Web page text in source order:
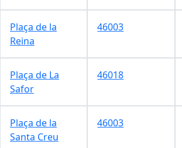
Plaça de la
Reina
46003
Plaça de La
Safor
46018
Plaça de la
Santa Creu
46003